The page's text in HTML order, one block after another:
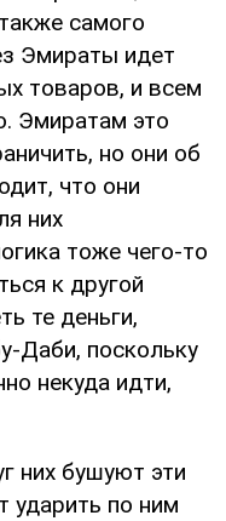
самого
Эмираты идет
товаров, и всем
Эмиратам это
но они об
что они
них
тоже чего-то
к другой
те деньги,
Даби, поскольку
некуда идти,
них бушуют эти
ударить по ним